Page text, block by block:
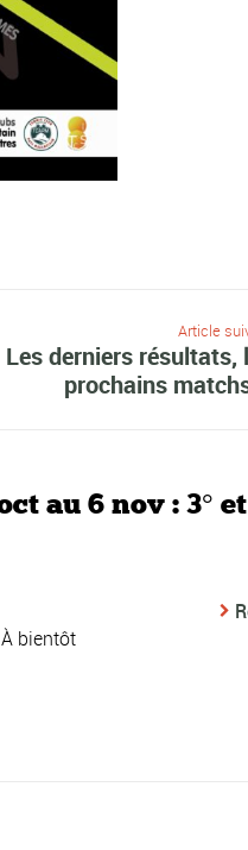
Article
Les derniers résultats,
prochains
au 6 nov : 3° et
bientôt